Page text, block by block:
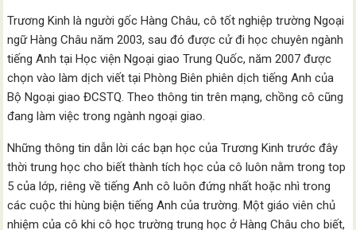
Trương Kinh là người gốc Hàng Châu, cô tốt nghiệp trường Ngoại
ngữ Hàng Châu năm 2003, sau đó được cử đi học chuyên ngành
tiếng Anh tại Học viện Ngoại giao Trung Quốc, năm 2007 được
chọn vào làm dịch viết tại Phòng Biên phiên dịch tiếng Anh của
Bộ Ngoại giao ĐCSTQ. Theo thông tin trên mạng, chồng cô cũng
đang làm việc trong ngành ngoại giao.
Những thông tin dẫn lời các bạn học của Trương Kinh trước đây
thời trung học cho biết thành tích học của cô luôn nằm trong top
5 của lớp, riêng về tiếng Anh cô luôn đứng nhất hoặc nhì trong
các cuộc thi hùng biện tiếng Anh của trường. Một giáo viên chủ
nhiệm của cô khi cô học trường trung học ở Hàng Châu cho biết,